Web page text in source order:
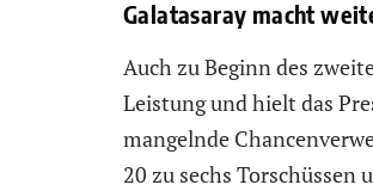
Galatasaray macht
Auch zu Beginn des
Leistung und hielt das
mangelnde
20 zu sechs